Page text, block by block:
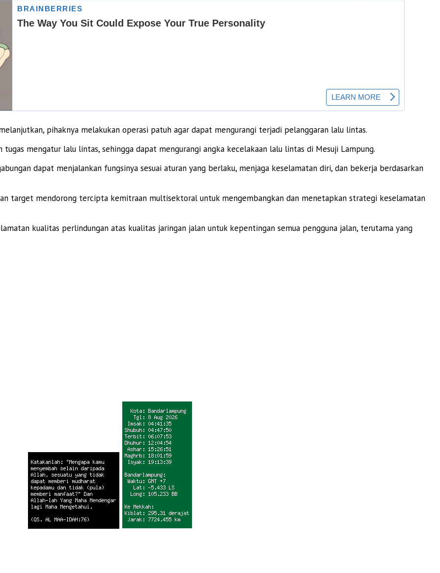
pihaknya melakukan operasi patuh agar dapat mengurangi terjadi pelanggaran lalu lintas.
mengatur lalu lintas, sehingga dapat mengurangi angka kecelakaan lalu lintas di Mesuji Lampung.
dapat menjalankan fungsinya sesuai aturan yang berlaku, menjaga keselamatan diri, dan bekerja berdasarkan
target mendorong tercipta kemitraan multisektoral untuk mengembangkan dan menetapkan strategi keselamatan
kualitas perlindungan atas kualitas jaringan jalan untuk kepentingan semua pengguna jalan, terutama yang